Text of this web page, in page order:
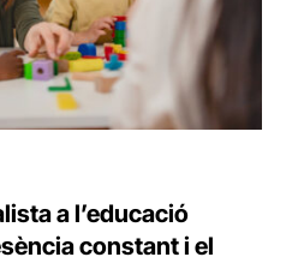
a l’educació
constant i el